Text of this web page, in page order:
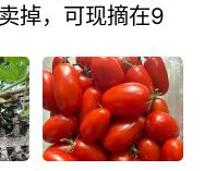
掉，可现摘在9